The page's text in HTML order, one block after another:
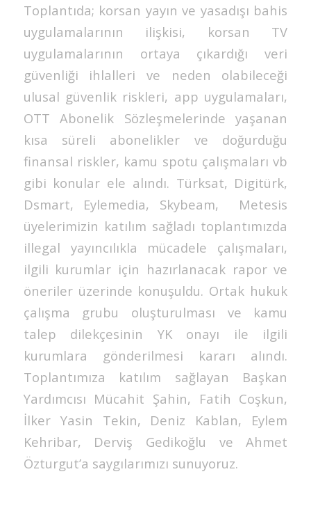
Toplantıda; korsan yayın ve yasadışı bahis
uygulamalarının ilişkisi, korsan TV
uygulamalarının ortaya çıkardığı veri
güvenliği ihlalleri ve neden olabileceği
ulusal güvenlik riskleri, app uygulamaları,
OTT Abonelik Sözleşmelerinde yaşanan
kısa süreli abonelikler ve doğurduğu
finansal riskler, kamu spotu çalışmaları vb
gibi konular ele alındı. Türksat, Digitürk,
Dsmart, Eylemedia, Skybeam, Metesis
üyelerimizin katılım sağladı toplantımızda
illegal yayıncılıkla mücadele çalışmaları,
ilgili kurumlar için hazırlanacak rapor ve
öneriler üzerinde konuşuldu. Ortak hukuk
çalışma grubu oluşturulması ve kamu
talep dilekçesinin YK onayı ile ilgili
kurumlara gönderilmesi kararı alındı.
Toplantımıza katılım sağlayan Başkan
Yardımcısı Mücahit Şahin, Fatih Coşkun,
İlker Yasin Tekin, Deniz Kablan, Eylem
Kehribar, Derviş Gedikoğlu ve Ahmet
Özturgut’a saygılarımızı sunuyoruz.